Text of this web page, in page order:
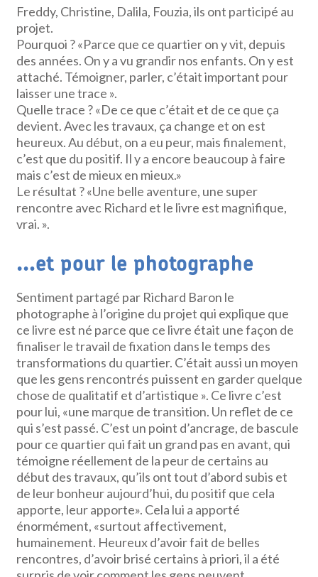
Freddy, Christine, Dalila, Fouzia, ils ont participé au
projet.
Pourquoi ? «Parce que ce quartier on y vit, depuis
des années. On y a vu grandir nos enfants. On y est
attaché. Témoigner, parler, c’était important pour
laisser une trace ».
Quelle trace ? «De ce que c’était et de ce que ça
devient. Avec les travaux, ça change et on est
heureux. Au début, on a eu peur, mais finalement,
c’est que du positif. Il y a encore beaucoup à faire
mais c’est de mieux en mieux.»
Le résultat ? «Une belle aventure, une super
rencontre avec Richard et le livre est magnifique,
vrai. ».
…et pour le photographe
Sentiment partagé par Richard Baron le
photographe à l’origine du projet qui explique que
ce livre est né parce que ce livre était une façon de
finaliser le travail de fixation dans le temps des
transformations du quartier. C’était aussi un moyen
que les gens rencontrés puissent en garder quelque
chose de qualitatif et d’artistique ». Ce livre c’est
pour lui, «une marque de transition. Un reflet de ce
qui s’est passé. C’est un point d’ancrage, de bascule
pour ce quartier qui fait un grand pas en avant, qui
témoigne réellement de la peur de certains au
début des travaux, qu’ils ont tout d’abord subis et
de leur bonheur aujourd’hui, du positif que cela
apporte, leur apporte». Cela lui a apporté
énormément, «surtout affectivement,
humainement. Heureux d’avoir fait de belles
rencontres, d’avoir brisé certains à priori, il a été